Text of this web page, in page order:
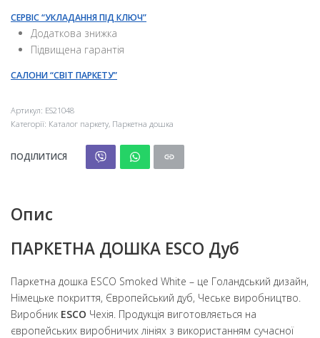
СЕРВІС “УКЛАДАННЯ ПІД КЛЮЧ”
Додаткова знижка
Підвищена гарантія
САЛОНИ “СВІТ ПАРКЕТУ”
Артикул: ES21048
Категорії: Каталог паркету, Паркетна дошка
ПОДІЛИТИСЯ
Опис
ПАРКЕТНА ДОШКА ESCO Дуб
Паркетна дошка ESCO Smoked White – це Голандський дизайн,
Німецьке покриття, Європейський дуб, Чеське виробництво.
Виробник ESCO Чехія. Продукція виготовляється на
європейських виробничих лініях з використанням сучасної